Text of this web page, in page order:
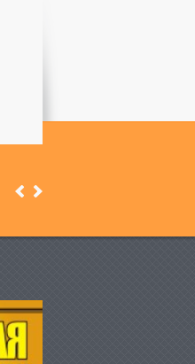
Previous